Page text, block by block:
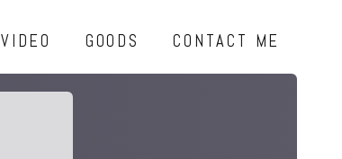
VIDEO GOODS CONTACT ME